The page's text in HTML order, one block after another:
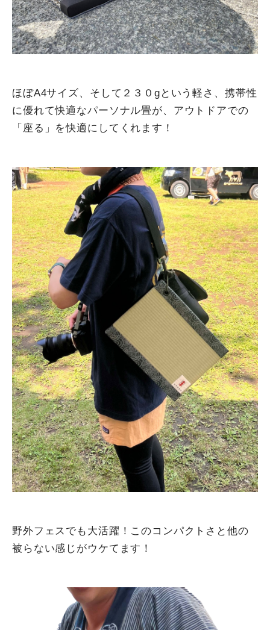
ほぼA4サイズ、そして２３０gという軽さ、携帯性
に優れて快適なパーソナル畳が、アウトドアでの
「座る」を快適にしてくれます！
野外フェスでも大活躍！このコンパクトさと他の
被らない感じがウケてます！